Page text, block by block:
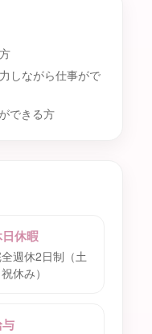
しながら仕事がで
できる方
休暇
週休2日制（土
休み）